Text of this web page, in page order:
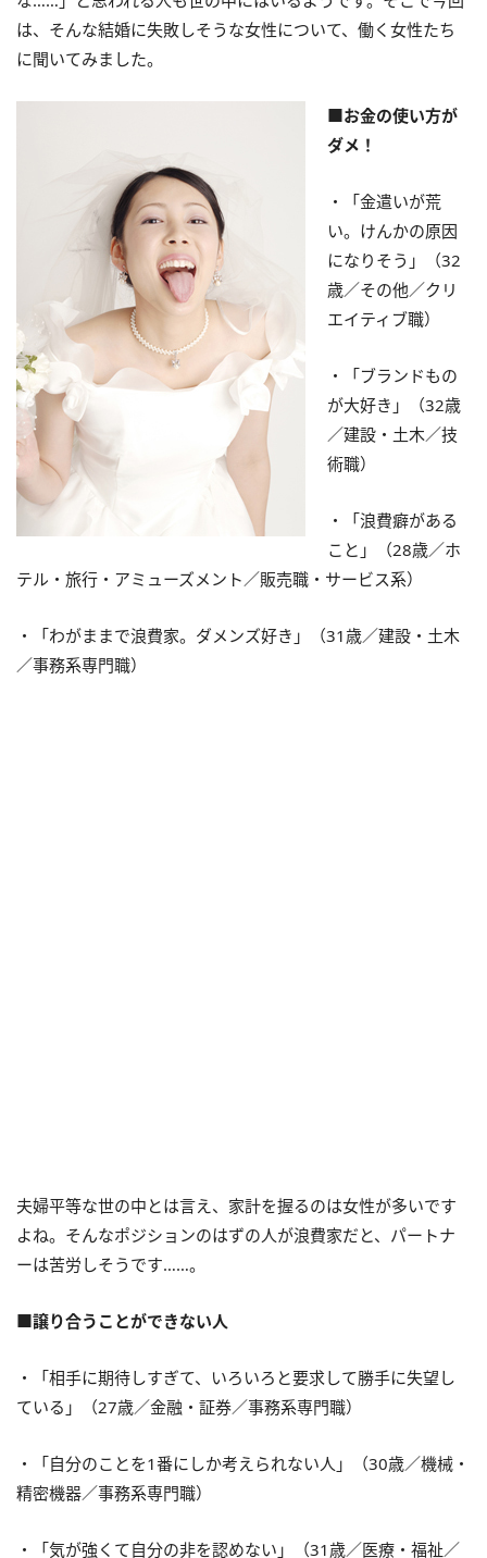
は、そんな結婚に失敗しそうな女性について、働く女性たち
に聞いてみました。
■お金の使い方が
ダメ！
・「金遣いが荒
い。けんかの原因
になりそう」（32
歳／その他／クリ
エイティブ職）
・「ブランドもの
が大好き」（32歳
／建設・土木／技
術職）
・「浪費癖がある
こと」（28歳／ホ
テル・旅行・アミューズメント／販売職・サービス系）
・「わがままで浪費家。ダメンズ好き」（31歳／建設・土木
／事務系専門職）
夫婦平等な世の中とは言え、家計を握るのは女性が多いです
よね。そんなポジションのはずの人が浪費家だと、パートナ
ーは苦労しそうです……。
■譲り合うことができない人
・「相手に期待しすぎて、いろいろと要求して勝手に失望し
ている」（27歳／金融・証券／事務系専門職）
・「自分のことを1番にしか考えられない人」（30歳／機械・
精密機器／事務系専門職）
・「気が強くて自分の非を認めない」（31歳／医療・福祉／